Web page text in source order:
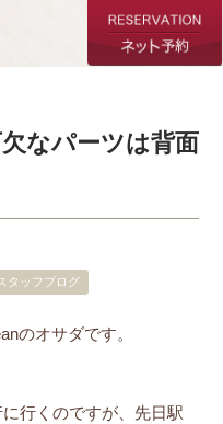
なパーツは背面
タッフブログ
のオサダです。
行くのですが、先日駅